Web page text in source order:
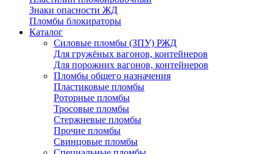
Знаки опасности ЖД
Пломбы блокираторы
Каталог
Силовые пломбы (ЗПУ) РЖД
Для гружёных вагонов, контейнеров
Для порожних вагонов, контейнеров
Пломбы общего назначения
Пластиковые пломбы
Роторные пломбы
Тросовые пломбы
Стержневые пломбы
Прочие пломбы
Свинцовые пломбы